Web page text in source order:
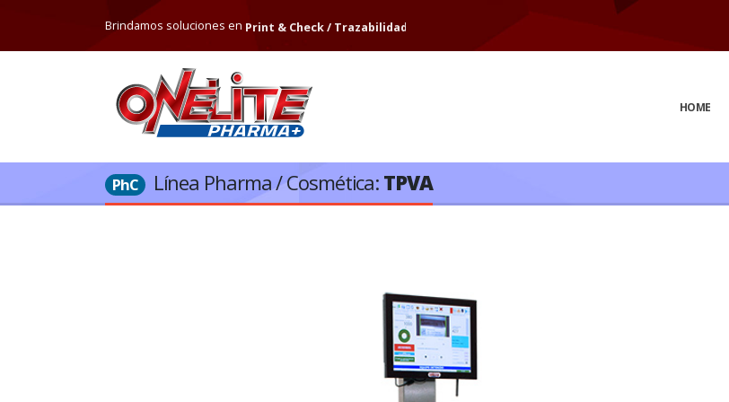
Brindamos soluciones en Print & Check / Trazabilidad
HOME
PhC Línea Pharma / Cosmética: TPVA